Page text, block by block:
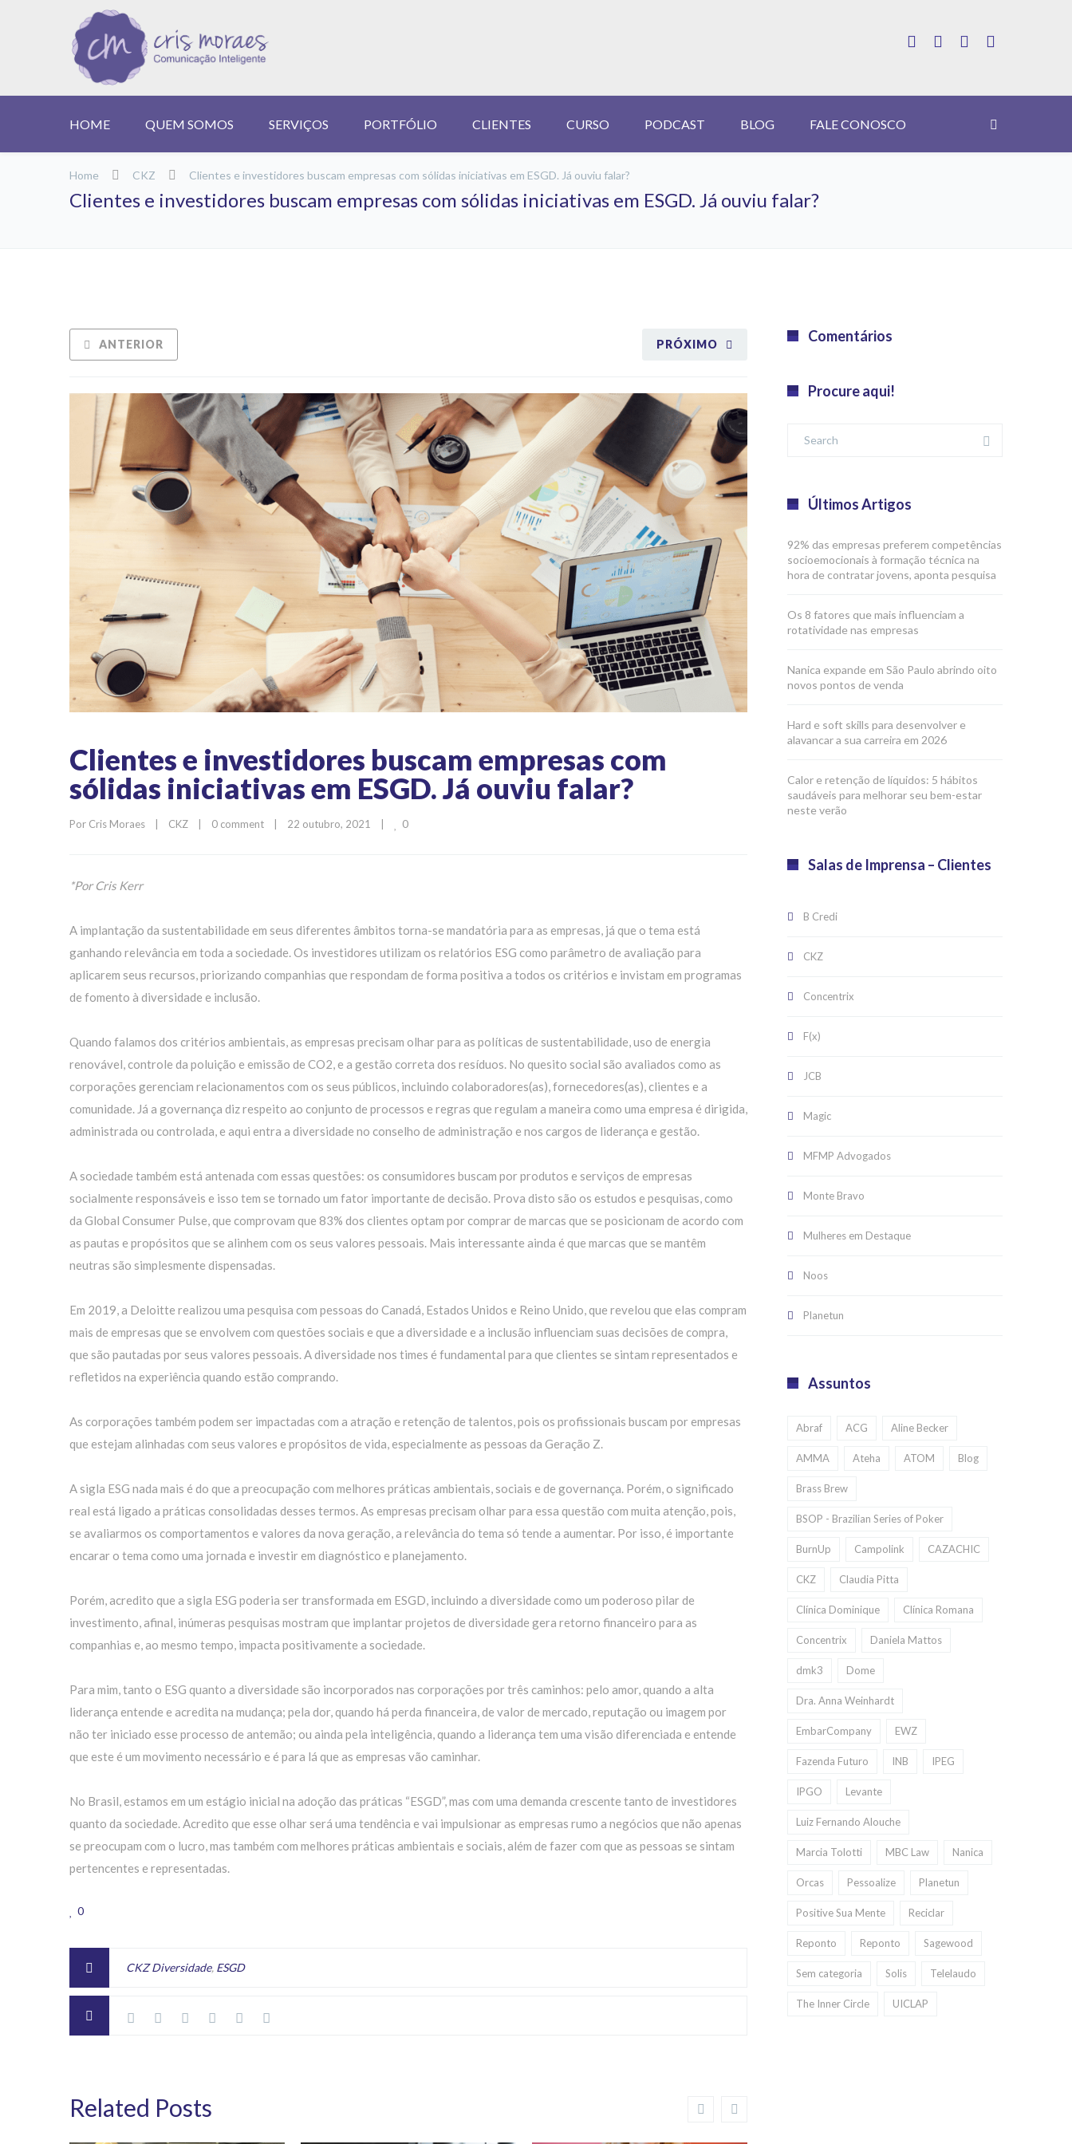
HOME QUEM SOMOS SERVIÇOS PORTFÓLIO CLIENTES CURSO PODCAST BLOG FALE CONOSCO
Clientes e investidores buscam empresas com sólidas iniciativas em ESGD. Já ouviu falar?
Home CKZ Clientes e investidores buscam empresas com sólidas iniciativas em ESGD. Já ouviu falar?
PRÓXIMO
ANTERIOR
Clientes e investidores buscam empresas com
sólidas iniciativas em ESGD. Já ouviu falar?
Por Cris Moraes CKZ 0 comment 22 outubro, 2021 0
*Por Cris Kerr
A implantação da sustentabilidade em seus diferentes âmbitos torna-se mandatória para as empresas, já que o tema está
ganhando relevância em toda a sociedade. Os investidores utilizam os relatórios ESG como parâmetro de avaliação para
aplicarem seus recursos, priorizando companhias que respondam de forma positiva a todos os critérios e invistam em programas
de fomento à diversidade e inclusão.
Quando falamos dos critérios ambientais, as empresas precisam olhar para as políticas de sustentabilidade, uso de energia
renovável, controle da poluição e emissão de CO2, e a gestão correta dos resíduos. No quesito social são avaliados como as
corporações gerenciam relacionamentos com os seus públicos, incluindo colaboradores(as), fornecedores(as), clientes e a
comunidade. Já a governança diz respeito ao conjunto de processos e regras que regulam a maneira como uma empresa é dirigida,
administrada ou controlada, e aqui entra a diversidade no conselho de administração e nos cargos de liderança e gestão.
A sociedade também está antenada com essas questões: os consumidores buscam por produtos e serviços de empresas
socialmente responsáveis e isso tem se tornado um fator importante de decisão. Prova disto são os estudos e pesquisas, como
da Global Consumer Pulse, que comprovam que 83% dos clientes optam por comprar de marcas que se posicionam de acordo com
as pautas e propósitos que se alinhem com os seus valores pessoais. Mais interessante ainda é que marcas que se mantêm
neutras são simplesmente dispensadas.
Em 2019, a Deloitte realizou uma pesquisa com pessoas do Canadá, Estados Unidos e Reino Unido, que revelou que elas compram
mais de empresas que se envolvem com questões sociais e que a diversidade e a inclusão influenciam suas decisões de compra,
que são pautadas por seus valores pessoais. A diversidade nos times é fundamental para que clientes se sintam representados e
refletidos na experiência quando estão comprando.
As corporações também podem ser impactadas com a atração e retenção de talentos, pois os profissionais buscam por empresas
que estejam alinhadas com seus valores e propósitos de vida, especialmente as pessoas da Geração Z.
A sigla ESG nada mais é do que a preocupação com melhores práticas ambientais, sociais e de governança. Porém, o significado
real está ligado a práticas consolidadas desses termos. As empresas precisam olhar para essa questão com muita atenção, pois,
se avaliarmos os comportamentos e valores da nova geração, a relevância do tema só tende a aumentar. Por isso, é importante
encarar o tema como uma jornada e investir em diagnóstico e planejamento.
Porém, acredito que a sigla ESG poderia ser transformada em ESGD, incluindo a diversidade como um poderoso pilar de
investimento, afinal, inúmeras pesquisas mostram que implantar projetos de diversidade gera retorno financeiro para as
companhias e, ao mesmo tempo, impacta positivamente a sociedade.
Para mim, tanto o ESG quanto a diversidade são incorporados nas corporações por três caminhos: pelo amor, quando a alta
liderança entende e acredita na mudança; pela dor, quando há perda financeira, de valor de mercado, reputação ou imagem por
não ter iniciado esse processo de antemão; ou ainda pela inteligência, quando a liderança tem uma visão diferenciada e entende
que este é um movimento necessário e é para lá que as empresas vão caminhar.
No Brasil, estamos em um estágio inicial na adoção das práticas “ESGD”, mas com uma demanda crescente tanto de investidores
quanto da sociedade. Acredito que esse olhar será uma tendência e vai impulsionar as empresas rumo a negócios que não apenas
se preocupam com o lucro, mas também com melhores práticas ambientais e sociais, além de fazer com que as pessoas se sintam
pertencentes e representadas.
0
CKZ Diversidade, ESGD
Related Posts
Comentários
Procure aqui!
Últimos Artigos
92% das empresas preferem competências
socioemocionais à formação técnica na
hora de contratar jovens, aponta pesquisa
Os 8 fatores que mais influenciam a
rotatividade nas empresas
Nanica expande em São Paulo abrindo oito
novos pontos de venda
Hard e soft skills para desenvolver e
alavancar a sua carreira em 2026
Calor e retenção de líquidos: 5 hábitos
saudáveis para melhorar seu bem-estar
neste verão
Salas de Imprensa – Clientes
B Credi
CKZ
Concentrix
F(x)
JCB
Magic
MFMP Advogados
Monte Bravo
Mulheres em Destaque
Noos
Planetun
Assuntos
Abraf ACG Aline Becker
AMMA Ateha ATOM Blog
Brass Brew
BSOP - Brazilian Series of Poker
BurnUp Campolink CAZACHIC
CKZ Claudia Pitta
Clínica Dominique Clínica Romana
Concentrix Daniela Mattos
dmk3 Dome
Dra. Anna Weinhardt
EmbarCompany EWZ
Fazenda Futuro INB IPEG
IPGO Levante
Luiz Fernando Alouche
Marcia Tolotti MBC Law Nanica
Orcas Pessoalize Planetun
Positive Sua Mente Reciclar
Reponto Reponto Sagewood
Sem categoria Solis Telelaudo
The Inner Circle UICLAP